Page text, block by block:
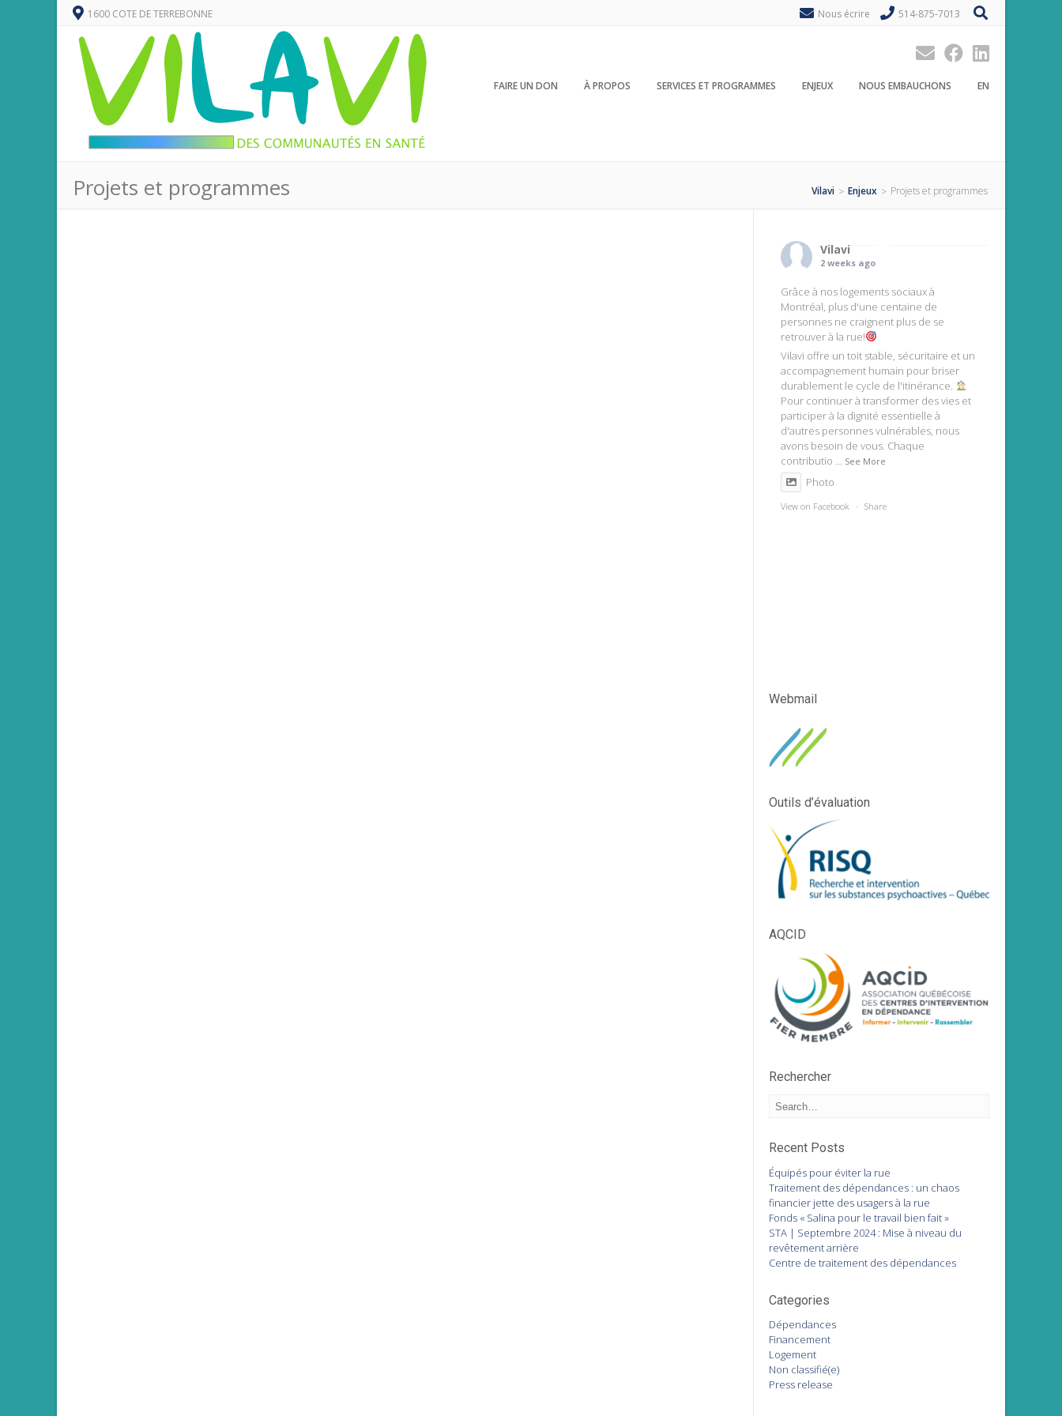
1600 COTE DE TERREBONNE Nous écrire 514-875-7013
FAIRE UN DON À PROPOS SERVICES ET PROGRAMMES ENJEUX NOUS EMBAUCHONS EN
Projets et programmes Vilavi > Enjeux > Projets et programmes
Vilavi
2 weeks ago
Grâce à nos logements sociaux à
Montréal, plus d'une centaine de
personnes ne craignent plus de se
retrouver à la rue!
Vilavi offre un toit stable, sécuritaire et un
accompagnement humain pour briser
durablement le cycle de l'itinérance.
Pour continuer à transformer des vies et
participer à la dignité essentielle à
d'autres personnes vulnérables, nous
avons besoin de vous. Chaque
contributio ... See More
Photo
View on Facebook · Share
Webmail
Outils d’évaluation
AQCID
Rechercher
Recent Posts
Équipés pour éviter la rue
Traitement des dépendances : un chaos
financier jette des usagers à la rue
Fonds « Salina pour le travail bien fait »
STA | Septembre 2024 : Mise à niveau du
revêtement arrière
Centre de traitement des dépendances
Categories
Dépendances
Financement
Logement
Non classifié(e)
Press release